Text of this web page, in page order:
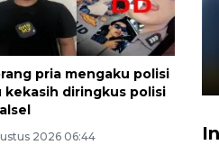
pria mengaku polisi
kekasih diringkus polisi
2026 06:44
Filaha Farm setia